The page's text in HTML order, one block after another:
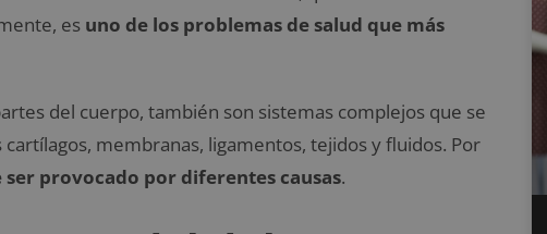
es uno de los problemas de salud que más
del cuerpo, también son sistemas complejos que se
membranas, ligamentos, tejidos y fluidos. Por
provocado por diferentes causas.